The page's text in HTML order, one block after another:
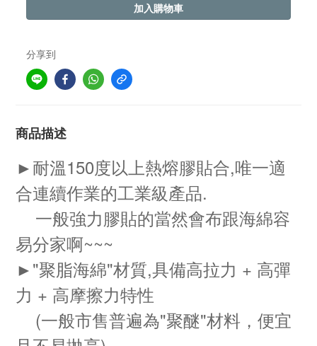
加入購物車
分享到
商品描述
►耐溫150度以上熱熔膠貼合,唯一適
合連續作業的工業級產品.
一般強力膠貼的當然會布跟海綿容
易分家啊~~~
►"聚脂海綿"材質,具備高拉力 + 高彈
力 + 高摩擦力特性
(一般市售普遍為"聚醚"材料，便宜